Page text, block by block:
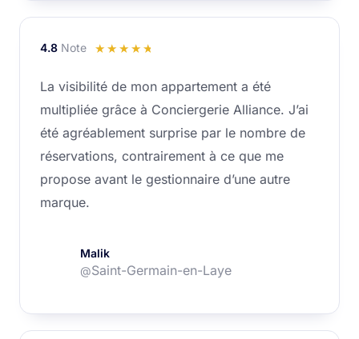
4.8 Note ☆ ☆ ☆ ☆ ☆
sur
5
La visibilité de mon appartement a été
multipliée grâce à Conciergerie Alliance. J’ai
été agréablement surprise par le nombre de
réservations, contrairement à ce que me
propose avant le gestionnaire d’une autre
marque.
Malik
@Saint-Germain-en-Laye